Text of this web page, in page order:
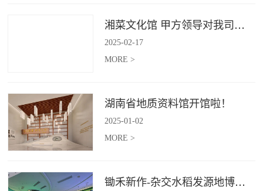
湘菜文化馆 甲方领导对我司授牌
2025-02-17
MORE >
湖南省地质资料馆开馆啦！
2025-01 -02
MORE >
锄禾新作-杂交水稻发源地博物苑，欢迎前去打卡体验